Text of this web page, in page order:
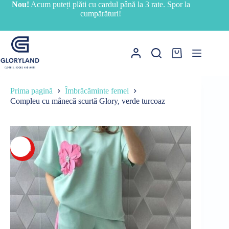
SariNou! Acum puteți plăti cu cardul până la 3 rate. Spor la
cumpărături!
Coș
Prima pagină
Îmbrăcăminte femei
Compleu cu mânecă scurtă Glory, verde turcoaz
-27%